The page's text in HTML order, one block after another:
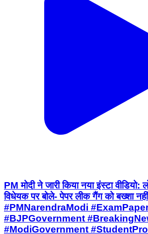
PM मोदी ने जारी किया नया इंस्टा वीडियो:
विधेयक पर बोले- पेपर लीक गैंग को बख्शा नहीं
#PMNarendraModi
#BJPGovernment
#ModiGovernment